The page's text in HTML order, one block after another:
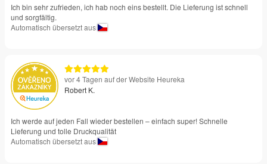
Ich bin sehr zufrieden, ich hab noch eins bestellt. Die Lieferung ist schnell
und sorgfältig.
Automatisch übersetzt aus
vor 4 Tagen auf der Website Heureka
Robert K.
Ich werde auf jeden Fall wieder bestellen – einfach super! Schnelle
Lieferung und tolle Druckqualität
Automatisch übersetzt aus